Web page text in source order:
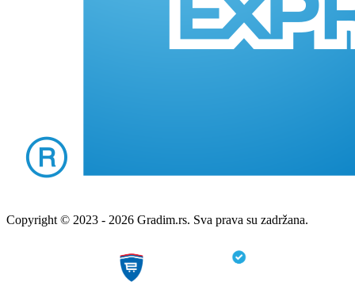
Copyright © 2023 - 2026 Gradim.rs. Sva prava su zadržana.